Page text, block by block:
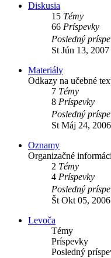
Diskusia
15 Témy
66 Príspevky
Posledný
St Jún 13,
Materiály
Odkazy na učebné
7 Témy
8 Príspevky
Posledný
St Máj 24,
Oznamy
Organizačné
2 Témy
4 Príspevky
Posledný
Št Okt 05,
Levoča
Témy
Príspevky
Posledný